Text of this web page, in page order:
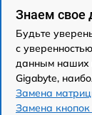
Знаем свое
Будьте
с
данным наших
Gigabyte,
Замена
Замена